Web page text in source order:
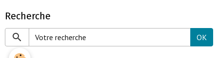
Recherche
OK